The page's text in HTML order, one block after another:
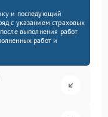
и последующий
с указанием страховых
выполнения работ
работ и